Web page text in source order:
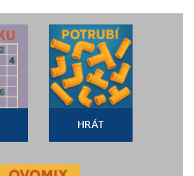
HRÁT